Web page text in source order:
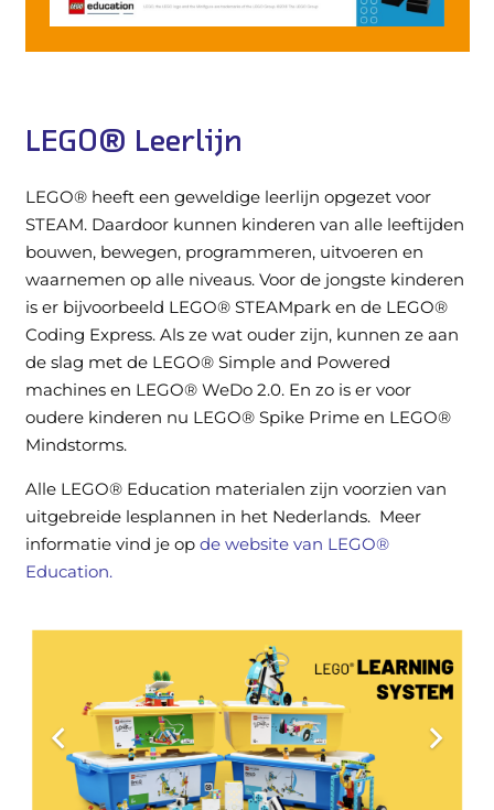
LEGO® Leerlijn
LEGO® heeft een geweldige leerlijn opgezet voor
STEAM. Daardoor kunnen kinderen van alle leeftijden
bouwen, bewegen, programmeren, uitvoeren en
waarnemen op alle niveaus. Voor de jongste kinderen
is er bijvoorbeeld LEGO® STEAMpark en de LEGO®
Coding Express. Als ze wat ouder zijn, kunnen ze aan
de slag met de LEGO® Simple and Powered
machines en LEGO® WeDo 2.0. En zo is er voor
oudere kinderen nu LEGO® Spike Prime en LEGO®
Mindstorms.
Alle LEGO® Education materialen zijn voorzien van
uitgebreide lesplannen in het Nederlands. Meer
informatie vind je op de website van LEGO®
Education.